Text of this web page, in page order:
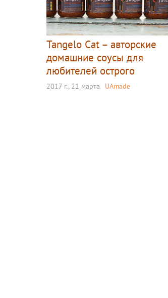
Tangelo Cat – авторские
домашние соусы для
любителей острого
2017 г., 21 марта UAmade